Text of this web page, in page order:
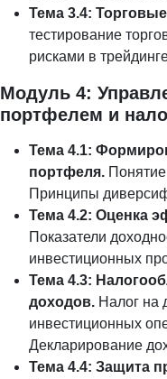
Тема 3.4:
тестирование
рисками в
Модуль 4:
портфелем и
Тема 4.1:
портфеля.
Принципы
Тема 4.2: Оценка
Показатели
инвестиционных
Тема 4.3:
доходов. Налог на
инвестиционных
Декларирование
Тема 4.4: Защита